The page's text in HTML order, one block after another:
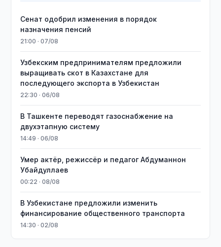
Сенат одобрил изменения в порядок
назначения пенсий
21:00 · 07/08
Узбекским предпринимателям предложили
выращивать скот в Казахстане для
последующего экспорта в Узбекистан
22:30 · 06/08
В Ташкенте переводят газоснабжение на
двухэтапную систему
14:49 · 06/08
Умер актёр, режиссёр и педагог Абдуманнон
Убайдуллаев
00:22 · 08/08
В Узбекистане предложили изменить
финансирование общественного транспорта
14:30 · 02/08